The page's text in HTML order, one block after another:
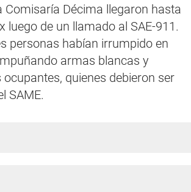
Comisaría Décima llegaron hasta
luego de un llamado al SAE-911.
personas habían irrumpido en
armas blancas y
ocupantes, quienes debieron ser
SAME.